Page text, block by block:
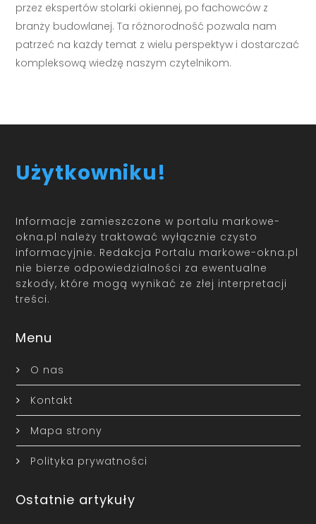
przez ekspertów stolarki okiennej, po fachowców z
branży budowlanej. Ta różnorodność pozwala nam
patrzeć na każdy temat z wielu perspektyw i dostarczać
kompleksową wiedzę naszym czytelnikom.
Użytkowniku!
Informacje zamieszczone w portalu markowe-
okna.pl należy traktować wyłącznie czysto
informacyjnie. Redakcja Portalu markowe-okna.pl
nie bierze odpowiedzialności za ewentualne
szkody, które mogą wynikać ze złej interpretacji
treści.
Menu
O nas
Kontakt
Mapa strony
Polityka prywatności
Ostatnie artykuły